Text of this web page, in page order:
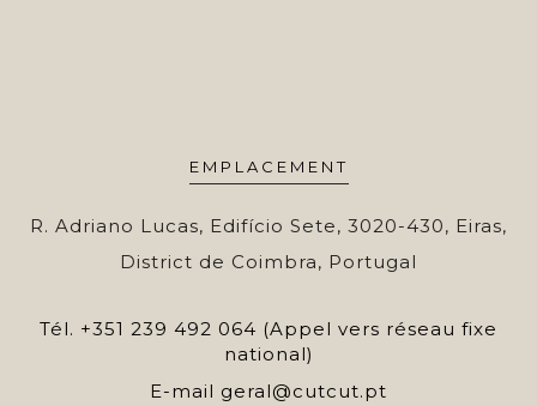
EMPLACEMENT
R. Adriano Lucas, Edifício Sete, 3020-430, Eiras,
District de Coimbra, Portugal
Tél. +351 239 492 064 (Appel vers réseau fixe
national)
E-mail geral@cutcut.pt